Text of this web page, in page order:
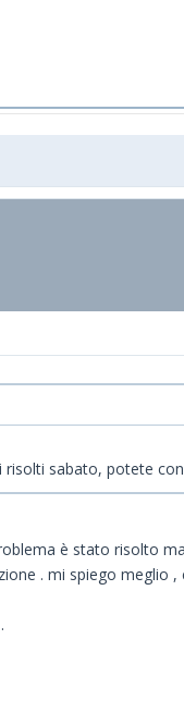
sabato, potete
è stato risolto
. mi spiego meglio